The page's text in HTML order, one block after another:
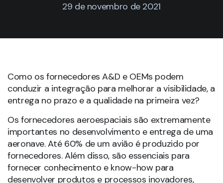
29 de novembro de 2021
Como os fornecedores A&D e OEMs podem
conduzir a integração para melhorar a visibilidade, a
entrega no prazo e a qualidade na primeira vez?
Os fornecedores aeroespaciais são extremamente
importantes no desenvolvimento e entrega de uma
aeronave. Até 60% de um avião é produzido por
fornecedores. Além disso, são essenciais para
fornecer conhecimento e know-how para
desenvolver produtos e processos inovadores,